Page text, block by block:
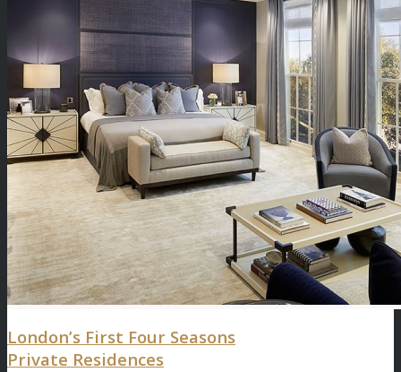
London’s First Four Seasons
Private Residences